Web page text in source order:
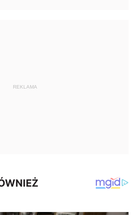
REKLAMA